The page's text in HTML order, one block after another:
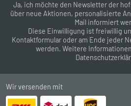
Ja, ich möchte den Newsletter der
über neue Aktionen, personalisierte
Mail informiert
Diese Einwilligung ist freiwillig
Kontaktformular oder am Ende jeder
werden. Weitere
Wir versenden mit